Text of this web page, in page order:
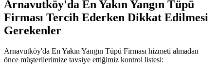
Arnavutköy'da En Yakın Yangın Tüpü
Firması Tercih Ederken Dikkat Edilmesi
Gerekenler
Arnavutköy'da En Yakın Yangın Tüpü Firması hizmeti almadan
önce müşterilerimize tavsiye ettiğimiz kontrol listesi: